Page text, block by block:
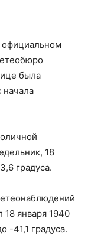
официальном
была
начала
18
градуса.
января 1940
-41,1 градуса.